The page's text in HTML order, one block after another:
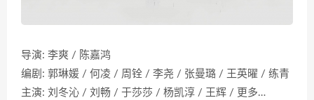
导演: 李爽 / 陈嘉鸿
编剧: 郭琳媛 / 何凌 / 周铨 / 李尧 / 张曼璐 / 王英曜 / 练青
主演: 刘冬沁 / 刘畅 / 于莎莎 / 杨凯淳 / 王辉 / 更多…